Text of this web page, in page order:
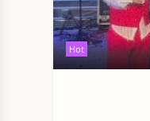
Hot